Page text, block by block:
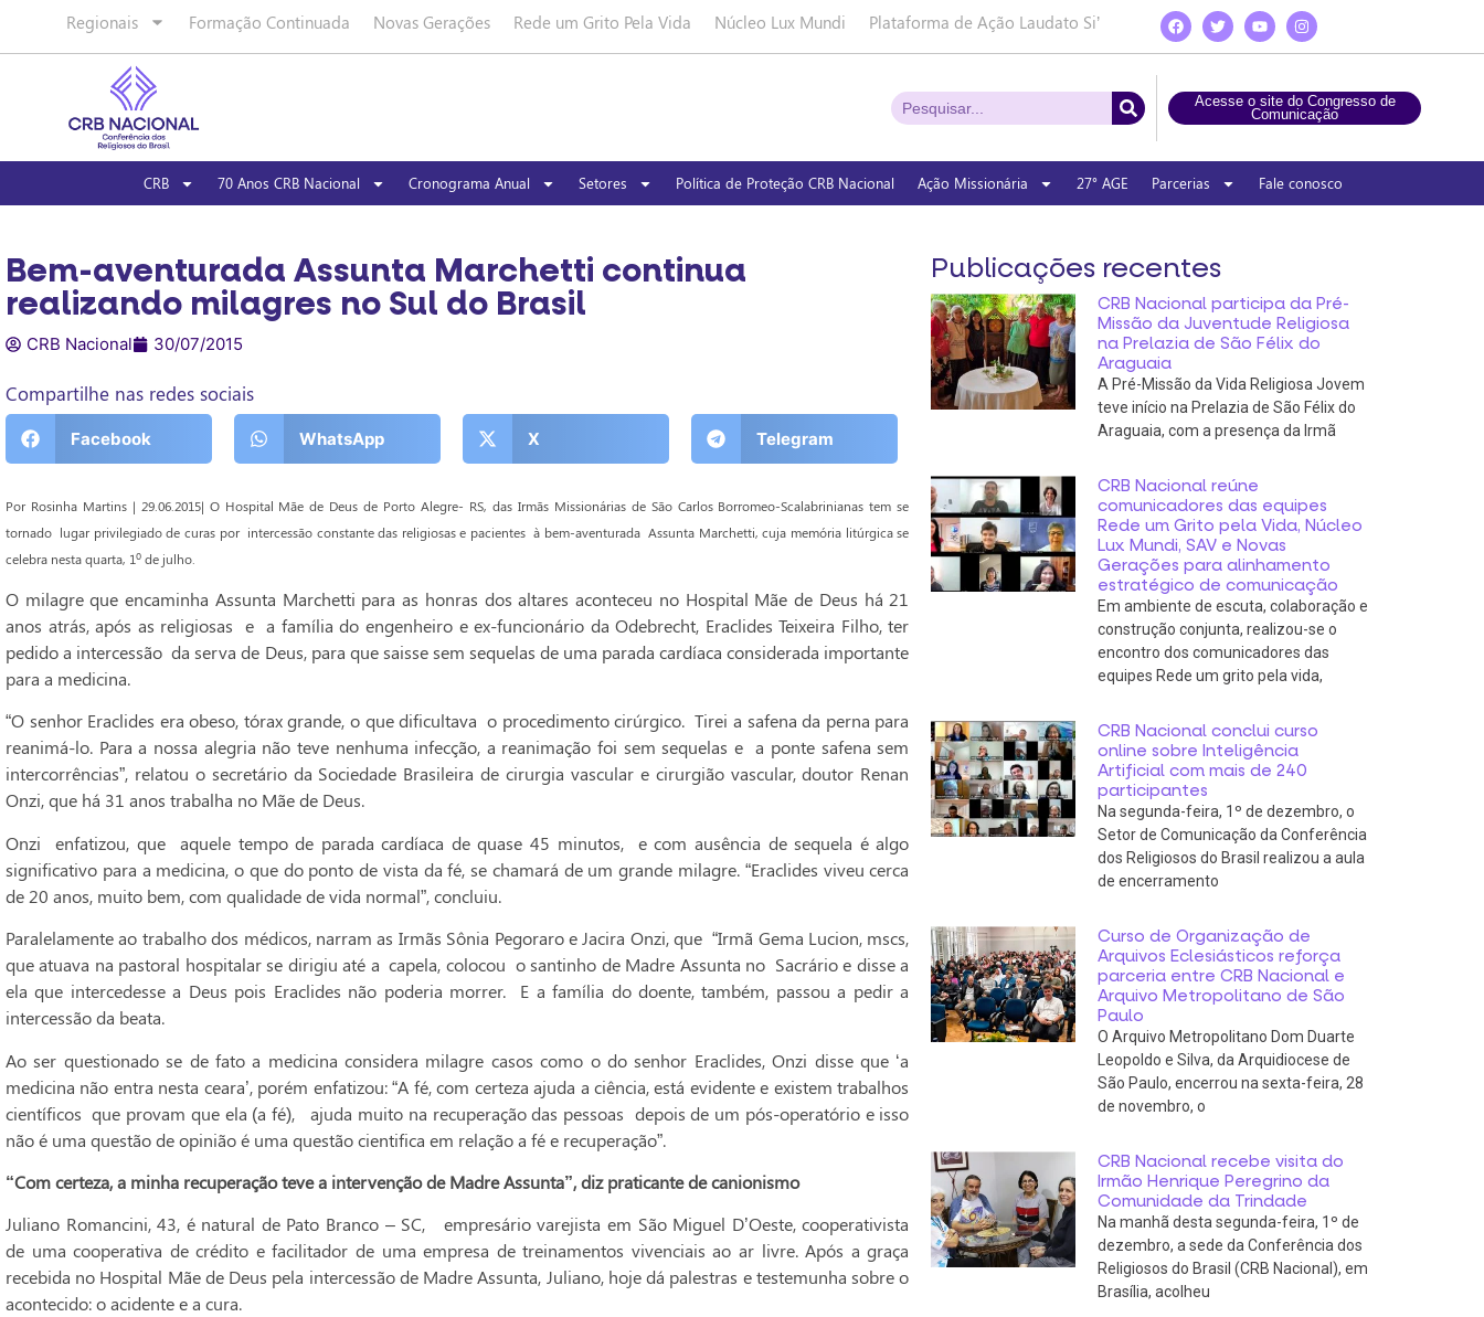
Regionais Formação Continuada Novas Gerações Rede um Grito Pela Vida Núcleo Lux Mundi Plataforma de Ação Laudato Si’
Acesse o site do Congresso de
Comunicação
CRB 70 Anos CRB Nacional Cronograma Anual Setores Política de Proteção CRB Nacional Ação Missionária 27° AGE Parcerias Fale conosco
Bem-aventurada Assunta Marchetti continua
realizando milagres no Sul do Brasil
CRB Nacional 30/07/2015
Compartilhe nas redes sociais
Facebook WhatsApp X Telegram
Por Rosinha Martins | 29.06.2015| O Hospital Mãe de Deus de Porto Alegre- RS, das Irmãs Missionárias de São Carlos Borromeo-Scalabrinianas tem se
tornado lugar privilegiado de curas por intercessão constante das religiosas e pacientes à bem-aventurada Assunta Marchetti, cuja memória litúrgica se
celebra nesta quarta, 1º de julho.
O milagre que encaminha Assunta Marchetti para as honras dos altares aconteceu no Hospital Mãe de Deus há 21
anos atrás, após as religiosas e a família do engenheiro e ex-funcionário da Odebrecht, Eraclides Teixeira Filho, ter
pedido a intercessão da serva de Deus, para que saisse sem sequelas de uma parada cardíaca considerada importante
para a medicina.
“O senhor Eraclides era obeso, tórax grande, o que dificultava o procedimento cirúrgico. Tirei a safena da perna para
reanimá-lo. Para a nossa alegria não teve nenhuma infecção, a reanimação foi sem sequelas e a ponte safena sem
intercorrências”, relatou o secretário da Sociedade Brasileira de cirurgia vascular e cirurgião vascular, doutor Renan
Onzi, que há 31 anos trabalha no Mãe de Deus.
Onzi enfatizou, que aquele tempo de parada cardíaca de quase 45 minutos, e com ausência de sequela é algo
significativo para a medicina, o que do ponto de vista da fé, se chamará de um grande milagre. “Eraclides viveu cerca
de 20 anos, muito bem, com qualidade de vida normal”, concluiu.
Paralelamente ao trabalho dos médicos, narram as Irmãs Sônia Pegoraro e Jacira Onzi, que “Irmã Gema Lucion, mscs,
que atuava na pastoral hospitalar se dirigiu até a capela, colocou o santinho de Madre Assunta no Sacrário e disse a
ela que intercedesse a Deus pois Eraclides não poderia morrer. E a família do doente, também, passou a pedir a
intercessão da beata.
Ao ser questionado se de fato a medicina considera milagre casos como o do senhor Eraclides, Onzi disse que ‘a
medicina não entra nesta ceara’, porém enfatizou: “A fé, com certeza ajuda a ciência, está evidente e existem trabalhos
científicos que provam que ela (a fé), ajuda muito na recuperação das pessoas depois de um pós-operatório e isso
não é uma questão de opinião é uma questão cientifica em relação a fé e recuperação”.
“Com certeza, a minha recuperação teve a intervenção de Madre Assunta”, diz praticante de canionismo
Juliano Romancini, 43, é natural de Pato Branco – SC, empresário varejista em São Miguel D’Oeste, cooperativista
de uma cooperativa de crédito e facilitador de uma empresa de treinamentos vivenciais ao ar livre. Após a graça
recebida no Hospital Mãe de Deus pela intercessão de Madre Assunta, Juliano, hoje dá palestras e testemunha sobre o
acontecido: o acidente e a cura.
Publicações recentes
CRB Nacional participa da Pré-
Missão da Juventude Religiosa
na Prelazia de São Félix do
Araguaia
A Pré-Missão da Vida Religiosa Jovem
teve início na Prelazia de São Félix do
Araguaia, com a presença da Irmã
CRB Nacional reúne
comunicadores das equipes
Rede um Grito pela Vida, Núcleo
Lux Mundi, SAV e Novas
Gerações para alinhamento
estratégico de comunicação
Em ambiente de escuta, colaboração e
construção conjunta, realizou-se o
encontro dos comunicadores das
equipes Rede um grito pela vida,
CRB Nacional conclui curso
online sobre Inteligência
Artificial com mais de 240
participantes
Na segunda-feira, 1º de dezembro, o
Setor de Comunicação da Conferência
dos Religiosos do Brasil realizou a aula
de encerramento
Curso de Organização de
Arquivos Eclesiásticos reforça
parceria entre CRB Nacional e
Arquivo Metropolitano de São
Paulo
O Arquivo Metropolitano Dom Duarte
Leopoldo e Silva, da Arquidiocese de
São Paulo, encerrou na sexta-feira, 28
de novembro, o
CRB Nacional recebe visita do
Irmão Henrique Peregrino da
Comunidade da Trindade
Na manhã desta segunda-feira, 1º de
dezembro, a sede da Conferência dos
Religiosos do Brasil (CRB Nacional), em
Brasília, acolheu